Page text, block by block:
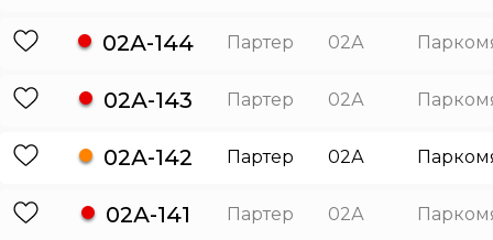
02А-144 Партер 02А
02А-143 Партер 02А
02А-142 Партер 02А
02А-141 Партер 02А